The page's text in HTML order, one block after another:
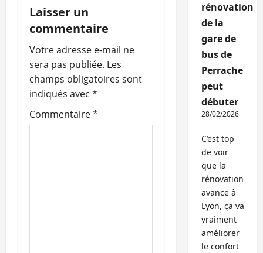
t
i
o
n
d
Laisser un
commentaire
Votre adresse e-mail ne
sera pas publiée. Les
champs obligatoires sont
indiqués avec *
Commentaire*
rénovation
de la
gare de
bus de
Perrache
peut
débuter
28/02/2026
C’est top
de voir
que la
rénovation
avance à
Lyon, ça va
vraiment
améliorer
le confort